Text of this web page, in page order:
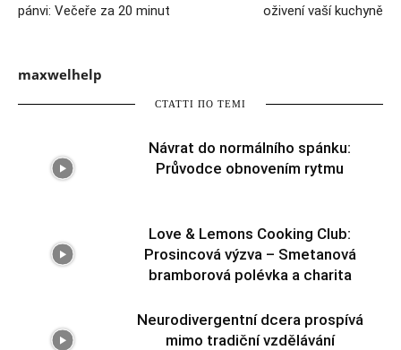
pánvi: Večeře za 20 minut oživení vaší kuchyně
maxwelhelp
СТАТТІ ПО ТЕМІ
Návrat do normálního spánku:
Průvodce obnovením rytmu
Love & Lemons Cooking Club:
Prosincová výzva – Smetanová
bramborová polévka a charita
Neurodivergentní dcera prospívá
mimo tradiční vzdělávání